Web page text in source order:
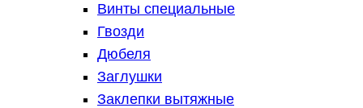
Винты специальные
Гвозди
Дюбеля
Заглушки
Заклепки вытяжные